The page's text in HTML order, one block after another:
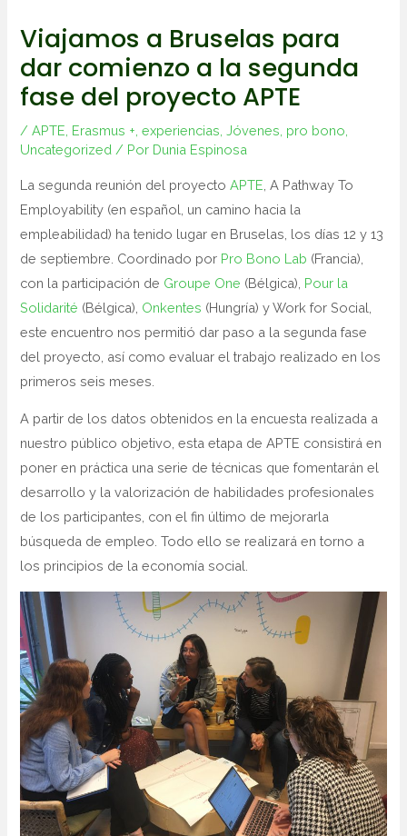
Viajamos a Bruselas para
dar comienzo a la segunda
fase del proyecto APTE
/APTE Erasmus + ,experiencias ,Jóvenes pro bono
Uncategorized / Por Dunia Espinosa
La segunda reunión del proyectoAPTE , A Pathway To
Employability (en español, un camino hacia la
empleabilidad) ha tenido lugar en Bruselas, los días 12 y 13
de septiembre. Coordinado por Pro Bono Lab (Francia),
con la participación de Groupe One (Bélgica), Pour la
Solidarité (Bélgica), Onkentes (Hungría) y Work for Social,
este encuentro nos permitió dar paso a la segunda fase
del proyecto, así como evaluar el trabajo realizado en los
primeros seis meses.
A partir de los datos obtenidos en la encuesta realizada a
nuestro público objetivo, esta etapa de APTE consistirá en
poner en práctica una serie de técnicas que fomentarán el
desarrollo y la valorización de habilidades profesionales
de los participantes, con el fin último de mejorarla
búsqueda de empleo. Todo ello se realizará en torno a
los principios de la economía social.